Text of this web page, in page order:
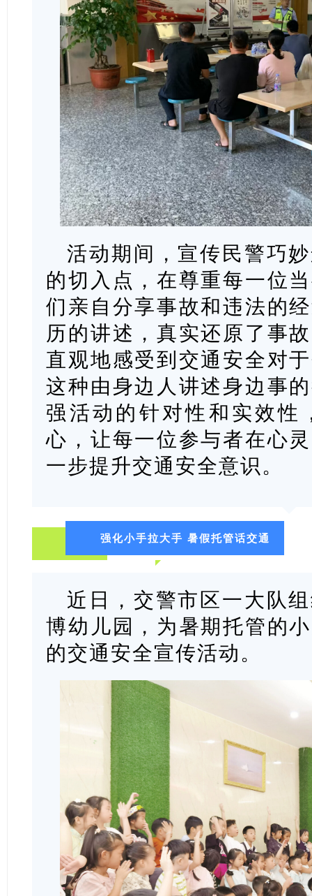
活动期间，宣传民警巧
的切入点，在尊重每一位
们亲自分享事故和违法的
历的讲述，真实还原了事
直观地感受到交通安全对
这种由身边人讲述身边事
强活动的针对性和实效性
心，让每一位参与者在心
一步提升交通安全意识。
强化小手拉大手 暑假托管话交通
近日，交警市区一大队
博幼儿园，为暑期托管的
的交通安全宣传活动。